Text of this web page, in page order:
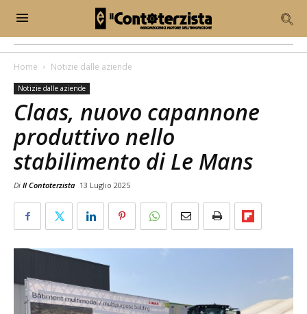
Home Notizie dalle aziende
Notizie dalle aziende
Claas, nuovo capannone
produttivo nello
stabilimento di Le Mans
Di Il Contoterzista 13 Luglio 2025